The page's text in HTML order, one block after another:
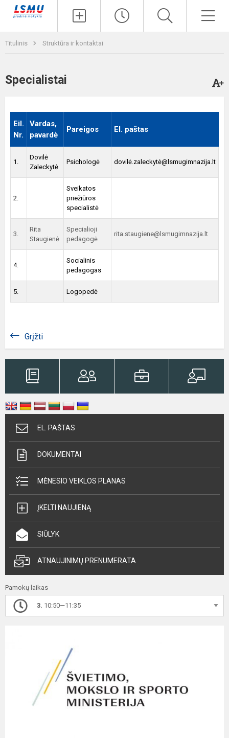
Titulinis Struktūra ir kontaktai
Specialistai
Eil.
Nr.
Vardas,
pavardė
Pareigos El. paštas
1.
Dovilė
Zaleckytė
Psichologė dovilė.zaleckytė@lsmugimnazija.lt
2.
Sveikatos
priežiūros
specialistė
3.
Rita
Staugienė
Specialioji
pedagogė
rita.staugiene@lsmugimnazija.lt
4.
Socialinis
pedagogas
5. Logopedė
Grįžti
EL. PAŠTAS
DOKUMENTAI
MĖNESIO VEIKLOS PLANAS
ĮKELTI NAUJIENĄ
SIŪLYK
ATNAUJINIMŲ PRENUMERATA
Pamokų laikas
3. 10:50—11:35